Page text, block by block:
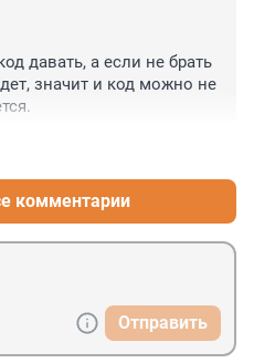
давать, а если не брать
значит и код можно не
комментарии
Отправить